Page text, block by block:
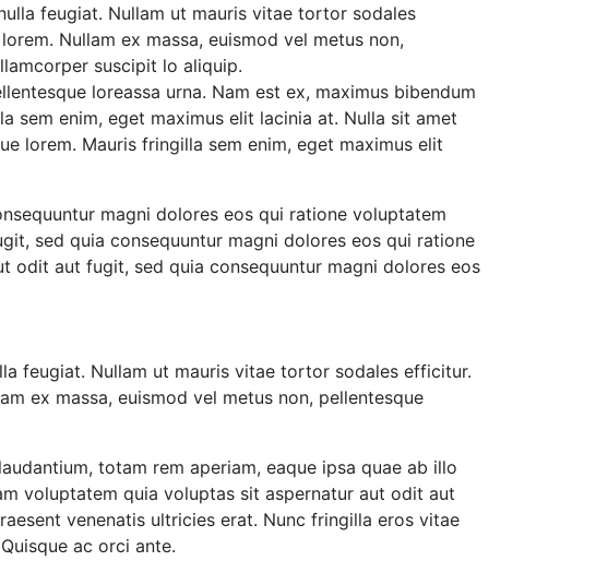
feugiat. Nullam ut mauris vitae tortor sodales
Nullam ex massa, euismod vel metus non,
suscipit lo aliquip.
loreassa urna. Nam est ex, maximus bibendum
sem enim, eget maximus elit lacinia at. Nulla sit amet
lorem. Mauris fringilla sem enim, eget maximus elit
magni dolores eos qui ratione voluptatem
sed quia consequuntur magni dolores eos qui ratione
odit aut fugit, sed quia consequuntur magni dolores eos
feugiat. Nullam ut mauris vitae tortor sodales efficitur.
ex massa, euismod vel metus non, pellentesque
totam rem aperiam, eaque ipsa quae ab illo
voluptatem quia voluptas sit aspernatur aut odit aut
venenatis ultricies erat. Nunc fringilla eros vitae
ac orci ante.